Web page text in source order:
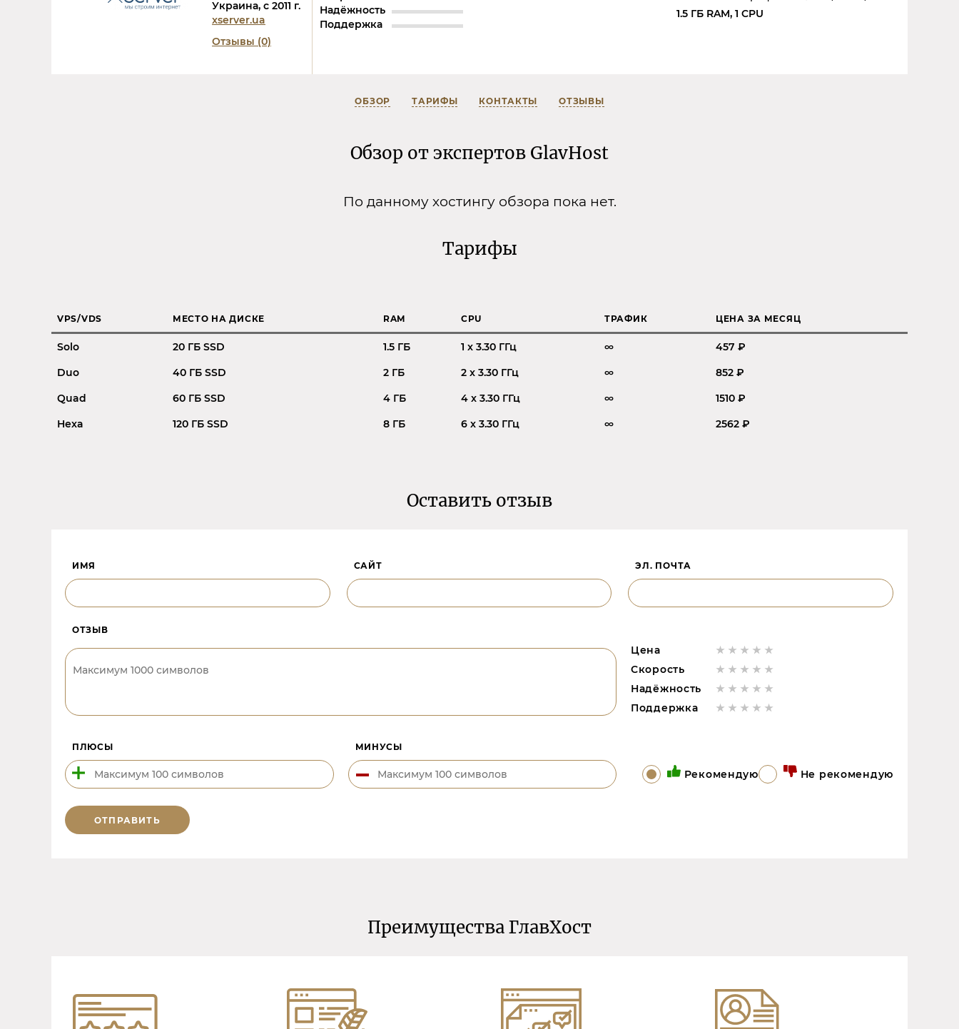
Украина, c 2011 г.
xserver.ua
Отзывы (0)
Надёжность
Поддержка
1.5 ГБ RAM, 1 CPU
ОБЗОР ТАРИФЫ КОНТАКТЫ ОТЗЫВЫ
Обзор от экспертов GlavHost
По данному хостингу обзора пока нет.
Тарифы
VPS/VDS МЕСТО НА ДИСКЕ RAM CPU ТРАФИК ЦЕНА ЗА МЕСЯЦ
Solo 20 ГБ SSD 1.5 ГБ 1 x 3.30 ГГц ∞
457 ₽
Duo
40 ГБ SSD 2 ГБ 2 x 3.30 ГГц ∞
852 ₽
Quad
60 ГБ SSD 4 ГБ 4 x 3.30 ГГц ∞
1510 ₽
Hexa
120 ГБ SSD 8 ГБ 6 x 3.30 ГГц ∞ 2562 ₽
Оставить отзыв
ИМЯ САЙТ ЭЛ. ПОЧТА
ОТЗЫВ
Цена
Скорость
Надёжность
Поддержка
ПЛЮСЫ МИНУСЫ
Рекомендую Не рекомендую
ОТПРАВИТЬ
Преимущества ГлавХост